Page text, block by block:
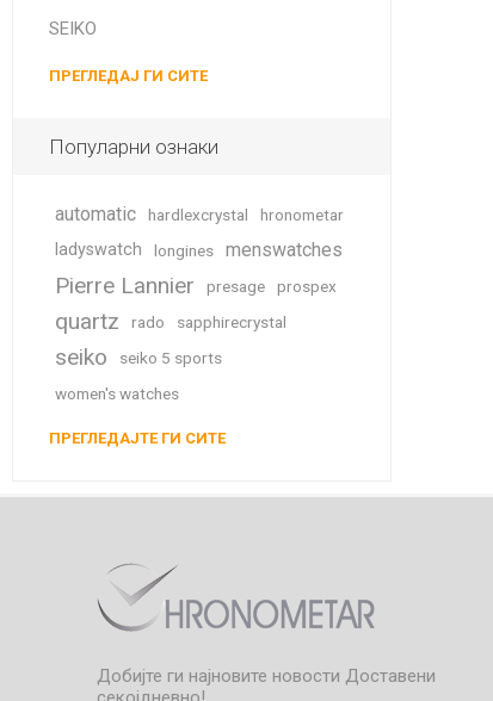
SEIKO
ПРЕГЛЕДАЈ ГИ СИТЕ
Популарни ознаки
automatic hardlexcrystal hronometar
ladyswatch longines menswatches
Pierre Lannier presage prospex
quartz rado sapphirecrystal
seiko
seiko 5 sports
women's watches
ПРЕГЛЕДАЈТЕ ГИ СИТЕ
Добијте ги најновите новости Доставени